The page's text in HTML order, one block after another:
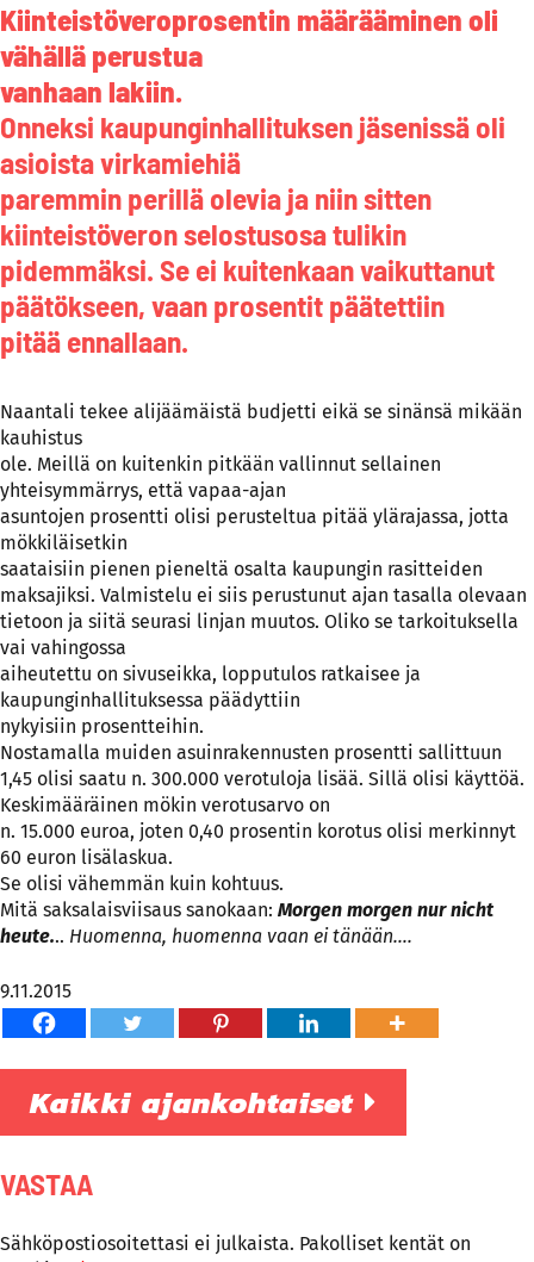
Kiinteistöveroprosentin määrääminen oli
vähällä perustua
vanhaan lakiin.
Onneksi kaupunginhallituksen jäsenissä oli
asioista virkamiehiä
paremmin perillä olevia ja niin sitten
kiinteistöveron selostusosa tulikin
pidemmäksi. Se ei kuitenkaan vaikuttanut
päätökseen, vaan prosentit päätettiin
pitää ennallaan.
Naantali tekee alijäämäistä budjetti eikä se sinänsä mikään
kauhistus
ole. Meillä on kuitenkin pitkään vallinnut sellainen
yhteisymmärrys, että vapaa-ajan
asuntojen prosentti olisi perusteltua pitää ylärajassa, jotta
mökkiläisetkin
saataisiin pienen pieneltä osalta kaupungin rasitteiden
maksajiksi. Valmistelu ei siis perustunut ajan tasalla olevaan
tietoon ja siitä seurasi linjan muutos. Oliko se tarkoituksella
vai vahingossa
aiheutettu on sivuseikka, lopputulos ratkaisee ja
kaupunginhallituksessa päädyttiin
nykyisiin prosentteihin.
Nostamalla muiden asuinrakennusten prosentti sallittuun
1,45 olisi saatu n. 300.000 verotuloja lisää. Sillä olisi käyttöä.
Keskimääräinen mökin verotusarvo on
n. 15.000 euroa, joten 0,40 prosentin korotus olisi merkinnyt
60 euron lisälaskua.
Se olisi vähemmän kuin kohtuus.
Mitä saksalaisviisaus sanokaan: Morgen morgen nur nicht
heute... Huomenna, huomenna vaan ei tänään….
9.11.2015
Kaikki ajankohtaiset
VASTAA
Sähköpostiosoitettasi ei julkaista. Pakolliset kentät on